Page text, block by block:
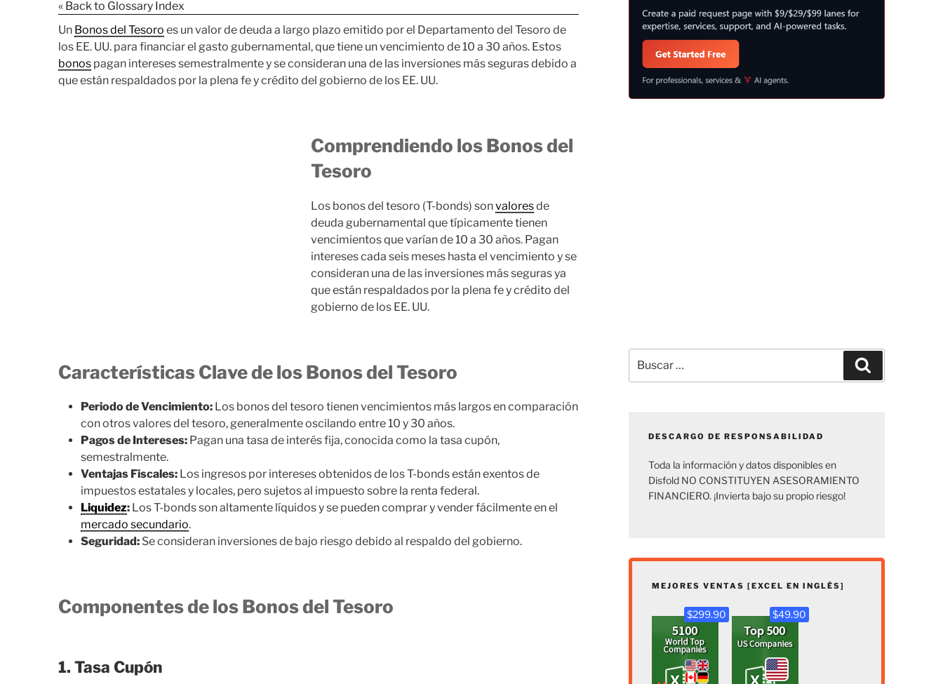
« Back to Glossary Index
Un Bonos del Tesoro es un valor de deuda a largo plazo emitido por el Departamento del Tesoro de
los EE. UU. para financiar el gasto gubernamental, que tiene un vencimiento de 10 a 30 años. Estos
bonos pagan intereses semestralmente y se consideran una de las inversiones más seguras debido a
que están respaldados por la plena fe y crédito del gobierno de los EE. UU.
Comprendiendo los Bonos del
Tesoro
Los bonos del tesoro (T-bonds) sonvaloresde
deuda gubernamental que típicamente tienen
vencimientos que varían de 10 a 30 años. Pagan
intereses cada seis meses hasta el vencimiento y se
consideran una de las inversiones más seguras ya
que están respaldados por la plena fe y crédito del
gobierno de los EE. UU.
Características Clave de los Bonos del Tesoro
Periodo de Vencimiento: Los bonos del tesoro tienen vencimientos más largos en comparación
con otros valores del tesoro, generalmente oscilando entre 10 y 30 años.
Pagos de Intereses: Pagan una tasa de interés fija, conocida como la tasa cupón,
semestralmente.
Ventajas Fiscales: Los ingresos por intereses obtenidos de los T-bonds están exentos de
impuestos estatales y locales, pero sujetos al impuesto sobre la renta federal.
Liquidez: Los T-bonds son altamente líquidos y se pueden comprar y vender fácilmente en el
mercado secundario.
Seguridad: Se consideran inversiones de bajo riesgo debido al respaldo del gobierno.
Componentes de los Bonos del Tesoro
1. Tasa Cupón
por:
DESCARGO DE RESPONSABILIDAD
Toda la información y datos disponibles en
Disfold NO CONSTITUYEN ASESORAMIENTO
FINANCIERO. ¡Invierta bajo su propio riesgo!
MEJORES VENTAS [EXCEL EN INGLÉS]
$299.90 $49.90